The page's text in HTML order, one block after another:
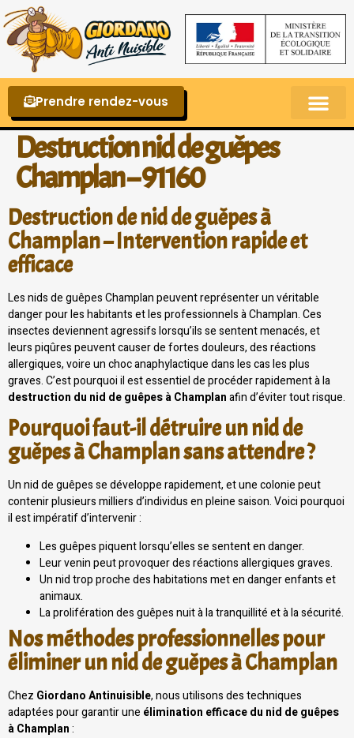
Prendre rendez-vous
Destruction nid de guêpes
Champlan – 91160
Destruction de nid de guêpes à
Champlan – Intervention rapide et
efficace
Les nids de guêpes Champlan peuvent représenter un véritable
danger pour les habitants et les professionnels à Champlan. Ces
insectes deviennent agressifs lorsqu’ils se sentent menacés, et
leurs piqûres peuvent causer de fortes douleurs, des réactions
allergiques, voire un choc anaphylactique dans les cas les plus
graves. C’est pourquoi il est essentiel de procéder rapidement à la
destruction du nid de guêpes à Champlanafin d’éviter tout risque.
Pourquoi faut-il détruire un nid de
guêpes à Champlan sans attendre ?
Un nid de guêpes se développe rapidement, et une colonie peut
contenir plusieurs milliers d’individus en pleine saison. Voici pourquoi
il est impératif d’intervenir :
Les guêpes piquent lorsqu’elles se sentent en danger.
Leur venin peut provoquer des réactions allergiques graves.
Un nid trop proche des habitations met en danger enfants et
animaux.
La prolifération des guêpes nuit à la tranquillité et à la sécurité.
Nos méthodes professionnelles pour
éliminer un nid de guêpes à Champlan
Chez Giordano Antinuisible, nous utilisons des techniques
adaptées pour garantir une élimination efficace du nid de guêpes
à Champlan: